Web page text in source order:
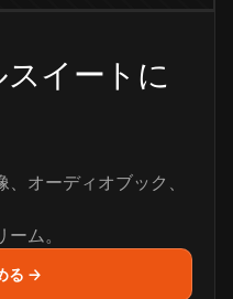
スイートに
オーディオブック、
ム。
る →